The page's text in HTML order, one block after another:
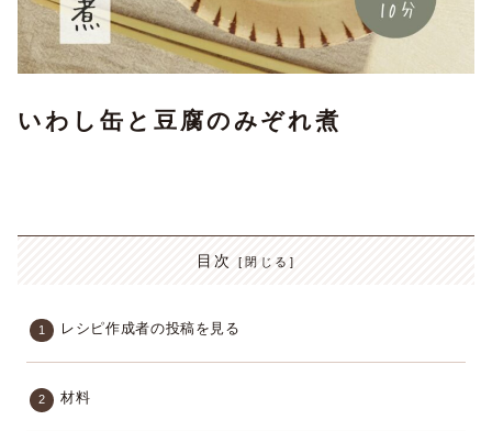
いわし缶と豆腐のみぞれ煮
目次
レシピ作成者の投稿を見る
材料